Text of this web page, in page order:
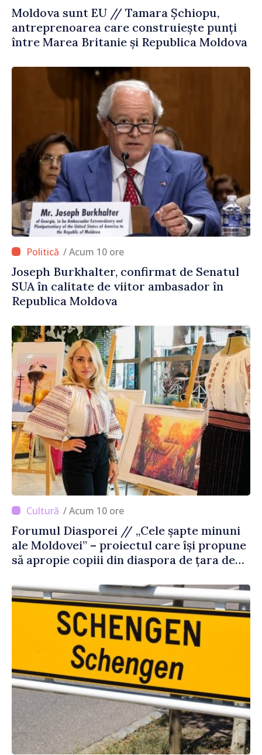
Moldova sunt EU // Tamara Șchiopu,
antreprenoarea care construiește punți
între Marea Britanie și Republica Moldova
/ Acum 10 ore
Joseph Burkhalter, confirmat de Senatul
SUA în calitate de viitor ambasador în
Republica Moldova
/ Acum 10 ore
Forumul Diasporei // „Cele șapte minuni
ale Moldovei” – proiectul care își propune
să apropie copiii din diaspora de țara de